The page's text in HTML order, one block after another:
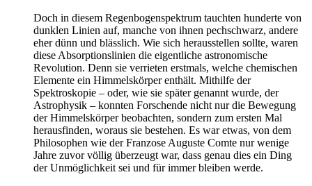
Doch in diesem Regenbogenspektrum tauchten hunderte von
dunklen Linien auf, manche von ihnen pechschwarz, andere
eher dünn und blässlich. Wie sich herausstellen sollte, waren
diese Absorptionslinien die eigentliche astronomische
Revolution. Denn sie verrieten erstmals, welche chemischen
Elemente ein Himmelskörper enthält. Mithilfe der
Spektroskopie – oder, wie sie später genannt wurde, der
Astrophysik – konnten Forschende nicht nur die Bewegung
der Himmelskörper beobachten, sondern zum ersten Mal
herausfinden, woraus sie bestehen. Es war etwas, von dem
Philosophen wie der Franzose Auguste Comte nur wenige
Jahre zuvor völlig überzeugt war, dass genau dies ein Ding
der Unmöglichkeit sei und für immer bleiben werde.